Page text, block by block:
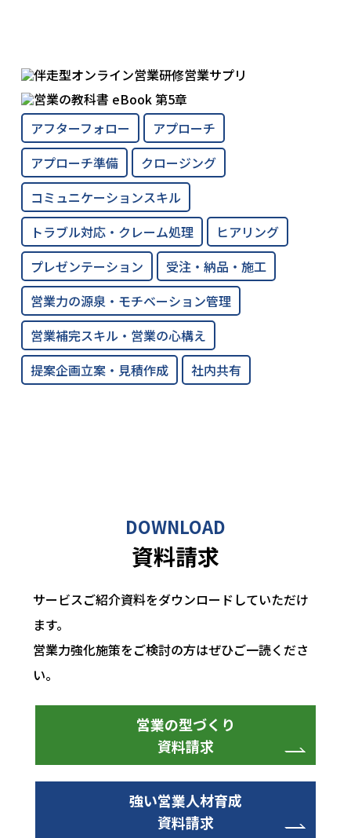
アフターフォロー
アプローチ
アプローチ準備
クロージング
コミュニケーションスキル
トラブル対応・クレーム処理
ヒアリング
プレゼンテーション
受注・納品・施工
営業力の源泉・モチベーション管理
営業補完スキル・営業の心構え
提案企画立案・見積作成
社内共有
DOWNLOAD
資料請求
サービスご紹介資料をダウンロードしていただけ
ます。
営業力強化施策をご検討の方はぜひご一読くださ
い。
営業の型づくり
資料請求
強い営業人材育成
資料請求